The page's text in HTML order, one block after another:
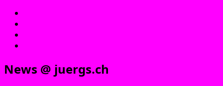
News @ juergs.ch